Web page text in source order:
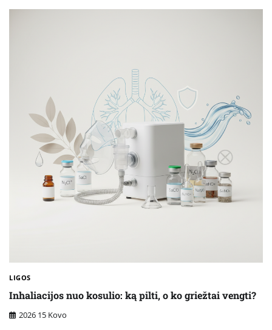
LIGOS
Inhaliacijos nuo kosulio: ką pilti, o ko griežtai vengti?
2026 15 Kovo